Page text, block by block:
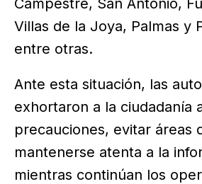
Campestre, San Antonio,
Villas de la Joya, Palmas y
entre otras.
Ante esta situación, las
exhortaron a la ciudadanía
precauciones, evitar áreas
mantenerse atenta a la
mientras continúan los